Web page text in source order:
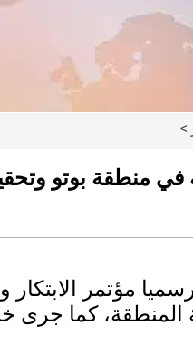
>
في منطقة بوتو
2017، عُقد رسميا مؤتمر
كما جرى